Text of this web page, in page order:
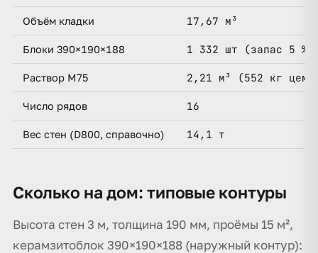
Объём кладки 17,67 м³
Блоки 390×190×188 1 332 шт (запас 5 %)
Раствор М75 2,21 м³ (552 кг
Число рядов 16
Вес стен (D800, справочно) 14,1 т
Сколько на дом: типовые контуры
Высота стен 3 м, толщина 190 мм, проёмы 15 м²,
керамзитоблок 390×190×188 (наружный контур):